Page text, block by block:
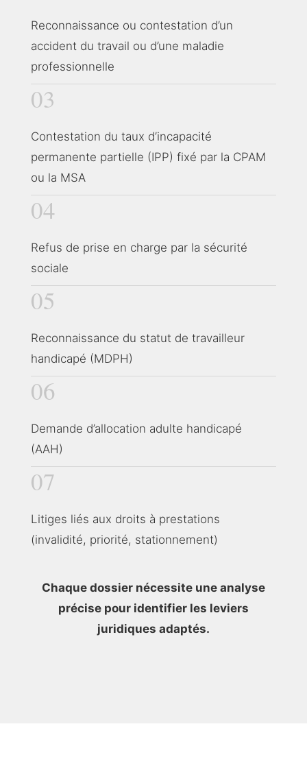
Reconnaissance ou contestation d’un
accident du travail ou d’une maladie
professionnelle
03
Contestation du taux d’incapacité
permanente partielle (IPP) fixé par la CPAM
ou la MSA
04
Refus de prise en charge par la sécurité
sociale
05
Reconnaissance du statut de travailleur
handicapé (MDPH)
06
Demande d’allocation adulte handicapé
(AAH)
07
Litiges liés aux droits à prestations
(invalidité, priorité, stationnement)
Chaque dossier nécessite une analyse
précise pour identifier les leviers
juridiques adaptés.